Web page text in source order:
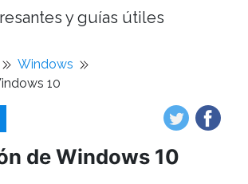
y guías útiles
Windows
10
de Windows 10